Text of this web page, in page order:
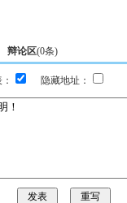
辩论区(0条)
隐藏地址：